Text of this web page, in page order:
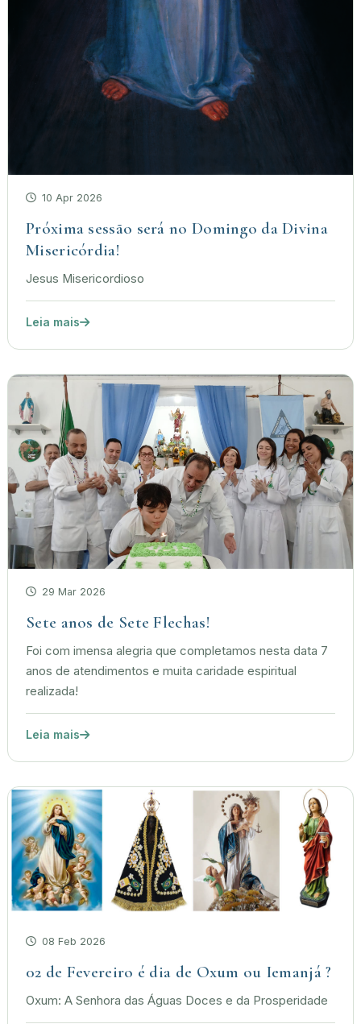
10 Apr 2026
Próxima sessão será no Domingo da Divina
Misericórdia!
Jesus Misericordioso
Leia mais
29 Mar 2026
Sete anos de Sete Flechas!
Foi com imensa alegria que completamos nesta data 7
anos de atendimentos e muita caridade espiritual
realizada!
Leia mais
08 Feb 2026
02 de Fevereiro é dia de Oxum ou Iemanjá ?
Oxum: A Senhora das Águas Doces e da Prosperidade